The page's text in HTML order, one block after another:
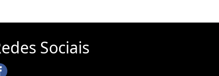
Sociais